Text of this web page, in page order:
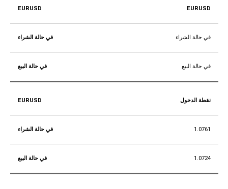
EURUSD
في حالة الشراء
في حالة البيع
نقطة الدخول
1.0761
1.0724